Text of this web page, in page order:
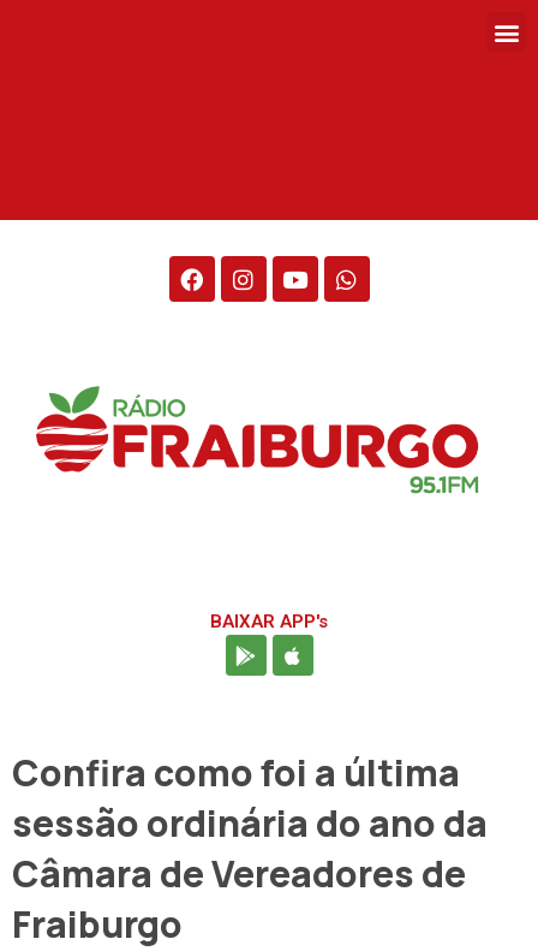
BAIXAR APP's
Confira como foi a última
sessão ordinária do ano da
Câmara de Vereadores de
Fraiburgo